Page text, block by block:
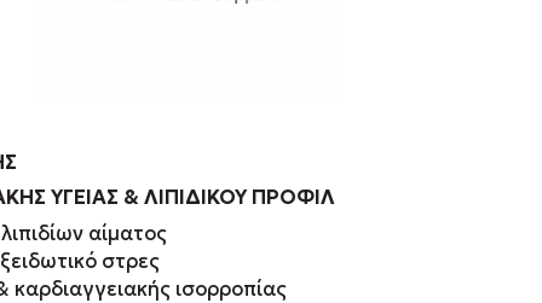
ΥΓΕΙΑΣ & ΛΙΠΙΔΙΚΟΥ ΠΡΟΦΙΛ
αίματος
στρες
ισορροπίας